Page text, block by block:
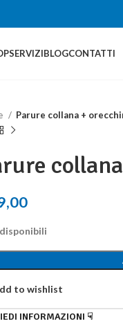
SERVIZIBLOGCONTATTI
Parure collana +
to wishlist
INFORMAZIONI ☟